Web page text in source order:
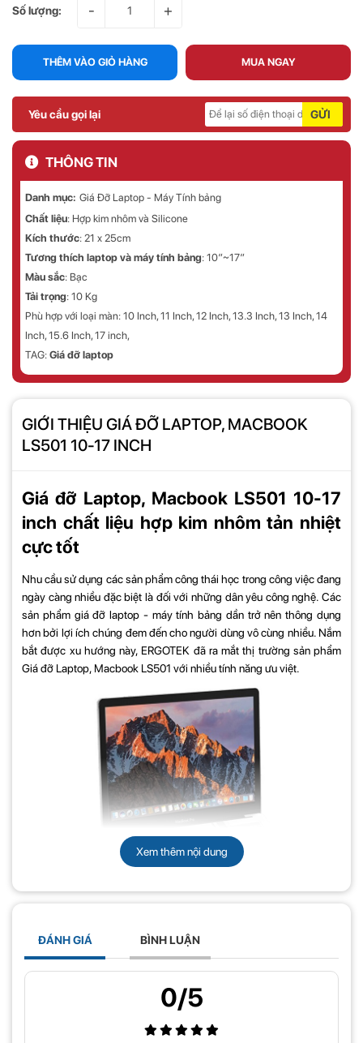
Số lượng: - +
THÊM VÀO GIỎ HÀNG MUA NGAY
Yêu cầu gọi lại GỬI
THÔNG TIN
Danh mục: Giá Đỡ Laptop - Máy Tính bảng
Chất liệu: Hợp kim nhôm và Silicone
Kích thước: 21 x 25cm
Tương thích laptop và máy tính bảng: 10″~17″
Màu sắc: Bạc
Tải trọng: 10 Kg
Phù hợp với loại màn: 10 Inch, 11 Inch, 12 Inch, 13.3 Inch, 13 Inch, 14
Inch, 15.6 Inch, 17 inch,
TAG: Giá đỡ laptop
GIỚI THIỆU GIÁ ĐỠ LAPTOP, MACBOOK
LS501 10-17 INCH
Giá đỡ Laptop, Macbook LS501 10-17
inch chất liệu hợp kim nhôm tản nhiệt
cực tốt
Nhu cầu sử dụng các sản phẩm công thái học trong công việc đang
ngày càng nhiều đặc biệt là đối với những dân yêu công nghệ. Các
sản phẩm giá đỡ laptop - máy tính bảng dần trở nên thông dụng
hơn bởi lợi ích chúng đem đến cho người dùng vô cùng nhiều. Nắm
bắt được xu hướng này, ERGOTEK đã ra mắt thị trường sản phẩm
Giá đỡ Laptop, Macbook LS501 với nhiều tính năng ưu việt.
Thiết kế sản phẩm nhỏ gọn, thẩm mỹ
Đặc điểm nổi bật về thiết kế của LS501 này chính là sự tối giản và
những thanh kim loại được liên kết với nhau để làm bệ đỡ cho chiếc
Xem thêm nội dung
ĐÁNH GIÁ BÌNH LUẬN
0/5